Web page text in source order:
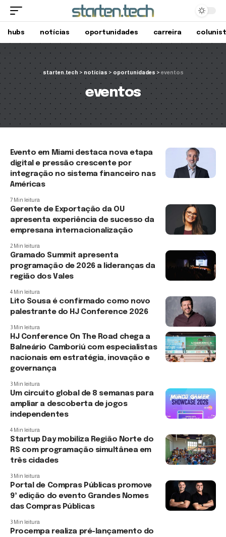
hubs notícias oportunidades carreira
starten.tech > notícias > oportunidades > eventos
eventos
Evento em Miami destaca nova etapa
digital e pressão crescente por
integração no sistema financeiro nas
Américas
7 Min leitura
Gerente de Exportação da OU
apresenta experiência de sucesso da
empresana internacionalização
2 Min leitura
Gramado Summit apresenta
programação de 2026 a lideranças da
região dos Vales
4 Min leitura
Lito Sousa é confirmado como novo
palestrante do HJ Conference 2026
3 Min leitura
HJ Conference On The Road chega a
Balneário Camboriú com especialistas
nacionais em estratégia, inovação e
governança
3 Min leitura
Um circuito global de 8 semanas para
ampliar a descoberta de jogos
independentes
4 Min leitura
Startup Day mobiliza Região Norte do
RS com programação simultânea em
três cidades
3 Min leitura
Portal de Compras Públicas promove
9ª edição do evento Grandes Nomes
das Compras Públicas
3 Min leitura
Procempa realiza pré-lançamento do